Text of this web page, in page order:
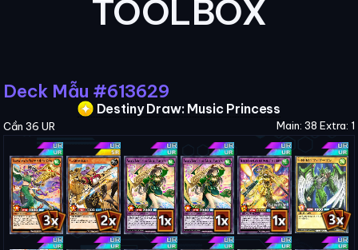
TOOLBOX
Deck Mẫu #613629
Destiny Draw: Music Princess
Cần 36 UR Main: 38 Extra: 1